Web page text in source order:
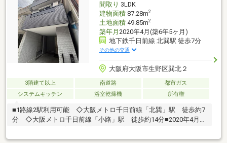
間取り 3LDK
建物面積87.28m2
土地面積49.85m2
築年月 2020年4月(築6年5ヶ月)
地下鉄千日前線 北巽駅 徒歩7分
その他の交通
大阪府大阪市生野区巽北２
3階建て以上 南道路
都市ガス
システムキッチン
浴室乾燥機 所有権
■1路線2駅利用可能 ◇大阪メトロ千日前線「北巽」駅 徒歩約7
分 ◇大阪メトロ千日前線「小路」駅 徒歩約14分■2020年4月建
築、3ＬＤＫの戸建て■玄関にシューズインクローゼットあり■Ｌ
ＤＫ約15畳■各居室収納あり■車庫あり・ハイルーフ車駐車可能■